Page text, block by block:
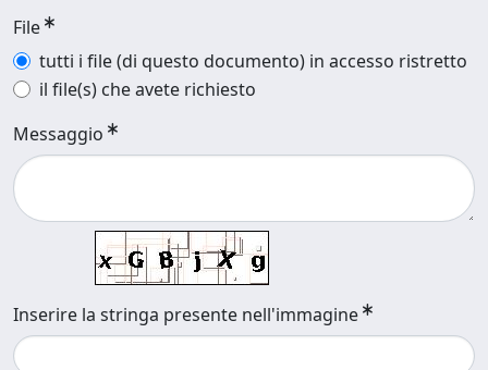
File
tutti i file (di questo documento) in accesso ristretto
il file(s) che avete richiesto
Messaggio
Inserire la stringa presente nell'immagine